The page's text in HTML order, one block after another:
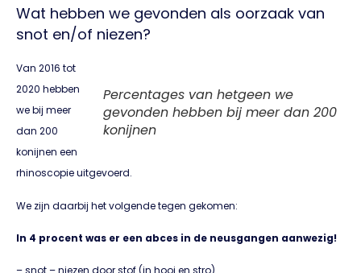
Wat hebben we gevonden als oorzaak van
snot en/of niezen?
Percentages van hetgeen we
gevonden hebben bij meer dan 200
konijnen
Van 2016 tot
2020 hebben
we bij meer
dan 200
konijnen een
rhinoscopie uitgevoerd.
We zijn daarbij het volgende tegen gekomen:
In 4 procent was er een abces in de neusgangen aanwezig!